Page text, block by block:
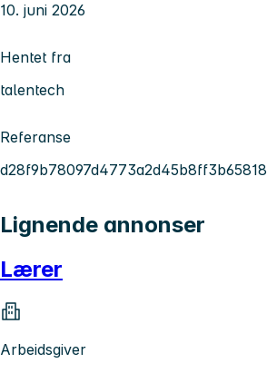
10. juni 2026
Hentet fra
talentech
Referanse
d28f9b78097d4773a2d45b8ff3b65818
Lignende annonser
Lærer
Arbeidsgiver